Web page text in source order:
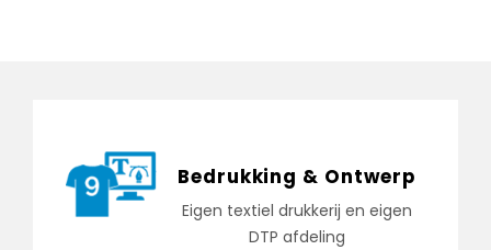
Bedrukking & Ontwerp
Eigen textiel drukkerij en eigen
DTP afdeling